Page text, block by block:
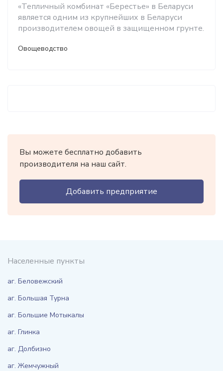
«Тепличный комбинат «Берестье» в Беларуси
является одним из крупнейших в Беларуси
производителем овощей в защищенном грунте.
Овощеводство
Вы можете бесплатно добавить
производителя на наш сайт.
Добавить предприятие
Населенные пункты
аг. Беловежский
аг. Большая Турна
аг. Большие Мотыкалы
аг. Глинка
аг. Долбизно
аг. Жемчужный